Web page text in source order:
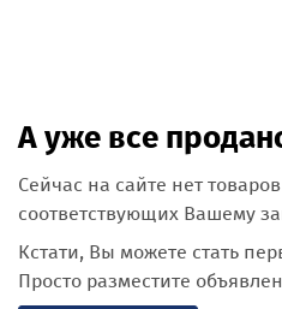
А уже все
Сейчас на сайте нет
соответствующих Вашему
Кстати, Вы можете стать
Просто разместите